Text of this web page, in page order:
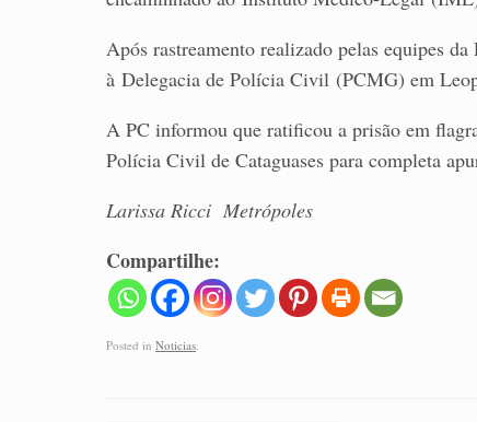
Após rastreamento realizado pelas equipes
à Delegacia de Polícia Civil (PCMG) em
A PC informou que ratificou a prisão em
Polícia Civil de Cataguases para completa
Larissa Ricci Metrópoles
Compartilhe:
Posted in Noticias.